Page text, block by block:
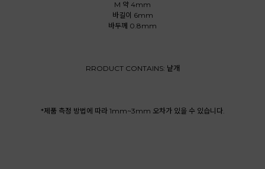
M 약 4mm
바길이 6mm
바두께 0.8mm
RRODUCT CONTAINS: 낱개
*제품 측정 방법에 따라 1mm~3mm 오차가 있을 수 있습니다.